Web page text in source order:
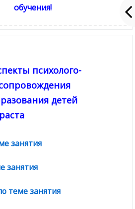
обучения!
психолого-
детей
занятияГиперссылка
занятия
Файл
теме занятия
Файл